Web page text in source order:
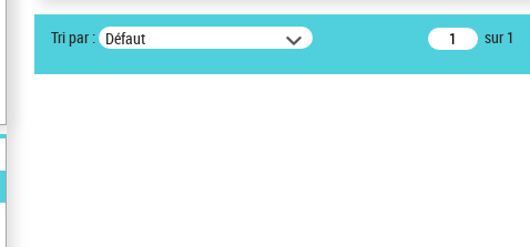
Tri par : Défaut sur 1